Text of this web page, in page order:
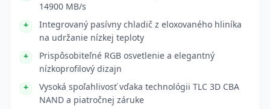
14900 MB/s
Integrovaný pasívny chladič z eloxovaného hliníka
na udržanie nízkej teploty
Prispôsobiteľné RGB osvetlenie a elegantný
nízkoprofilový dizajn
Vysoká spoľahlivosť vďaka technológii TLC 3D CBA
NAND a piatročnej záruke